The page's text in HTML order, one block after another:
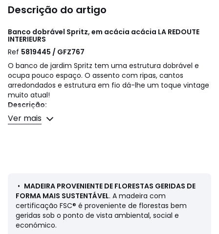
Descrição do artigo
Banco dobrável Spritz, em acácia acácia LA REDOUTE
INTERIEURS
Ref 5819445 / GFZ767
O banco de jardim Spritz tem uma estrutura dobrável e
ocupa pouco espaço. O assento com ripas, cantos
arredondados e estrutura em fio dá-lhe um toque vintage
muito atual!
Descrição:
• Estrutura dobrável com sistema de fixação para os pés.
• Assento com ripas em acácia, acabamento oleado, cor
A acácia é uma madeira que tem boas propriedades
mecânicas tais como a durabilidade (boa resistência aos
insetos e aos fungos) e resistência às intempéries
(alternância dos períodos secos e molhados).
Ver mais
• MADEIRA PROVENIENTE DE FLORESTAS GERIDAS DE
FORMA MAIS SUSTENTÁVEL. A madeira com
certificação FSC® é proveniente de florestas bem
geridas sob o ponto de vista ambiental, social e
económico.